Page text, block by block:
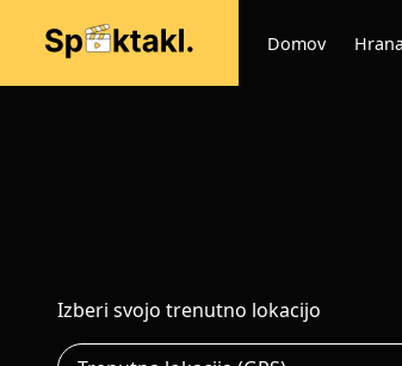
Domov Hrana
Izberi svojo trenutno lokacijo